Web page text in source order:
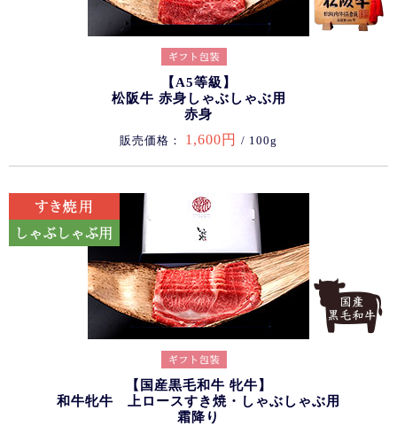
【A5等級】
松阪牛 赤身しゃぶしゃぶ用
赤身
販売価格： 1,600円 / 100g
【国産黒毛和牛 牝牛】
和牛牝牛 上ロースすき焼・しゃぶしゃぶ用
霜降り